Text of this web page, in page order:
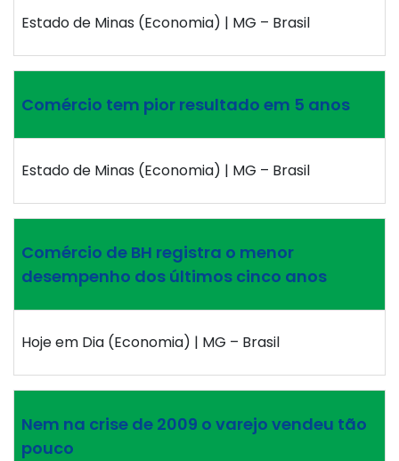
Estado de Minas (Economia) | MG – Brasil
Comércio tem pior resultado em 5 anos
Estado de Minas (Economia) | MG – Brasil
Comércio de BH registra o menor
desempenho dos últimos cinco anos
Hoje em Dia (Economia) | MG – Brasil
Nem na crise de 2009 o varejo vendeu tão
pouco